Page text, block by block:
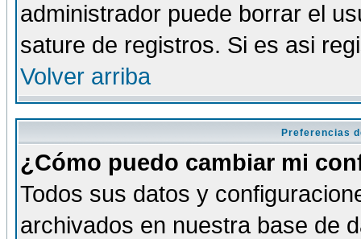
administrador puede borrar el
sature de registros. Si es asi
Volver arriba
Preferencias
¿Cómo puedo cambiar mi
Todos sus datos y
archivados en nuestra base de